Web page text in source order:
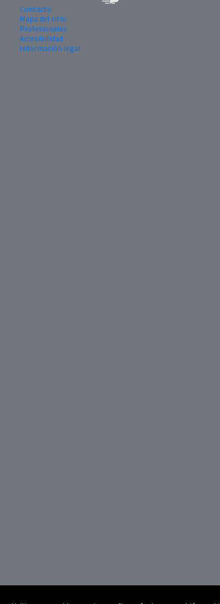
Contacto
Mapa del sitio
Profesionales
Accesibilidad
Información legal